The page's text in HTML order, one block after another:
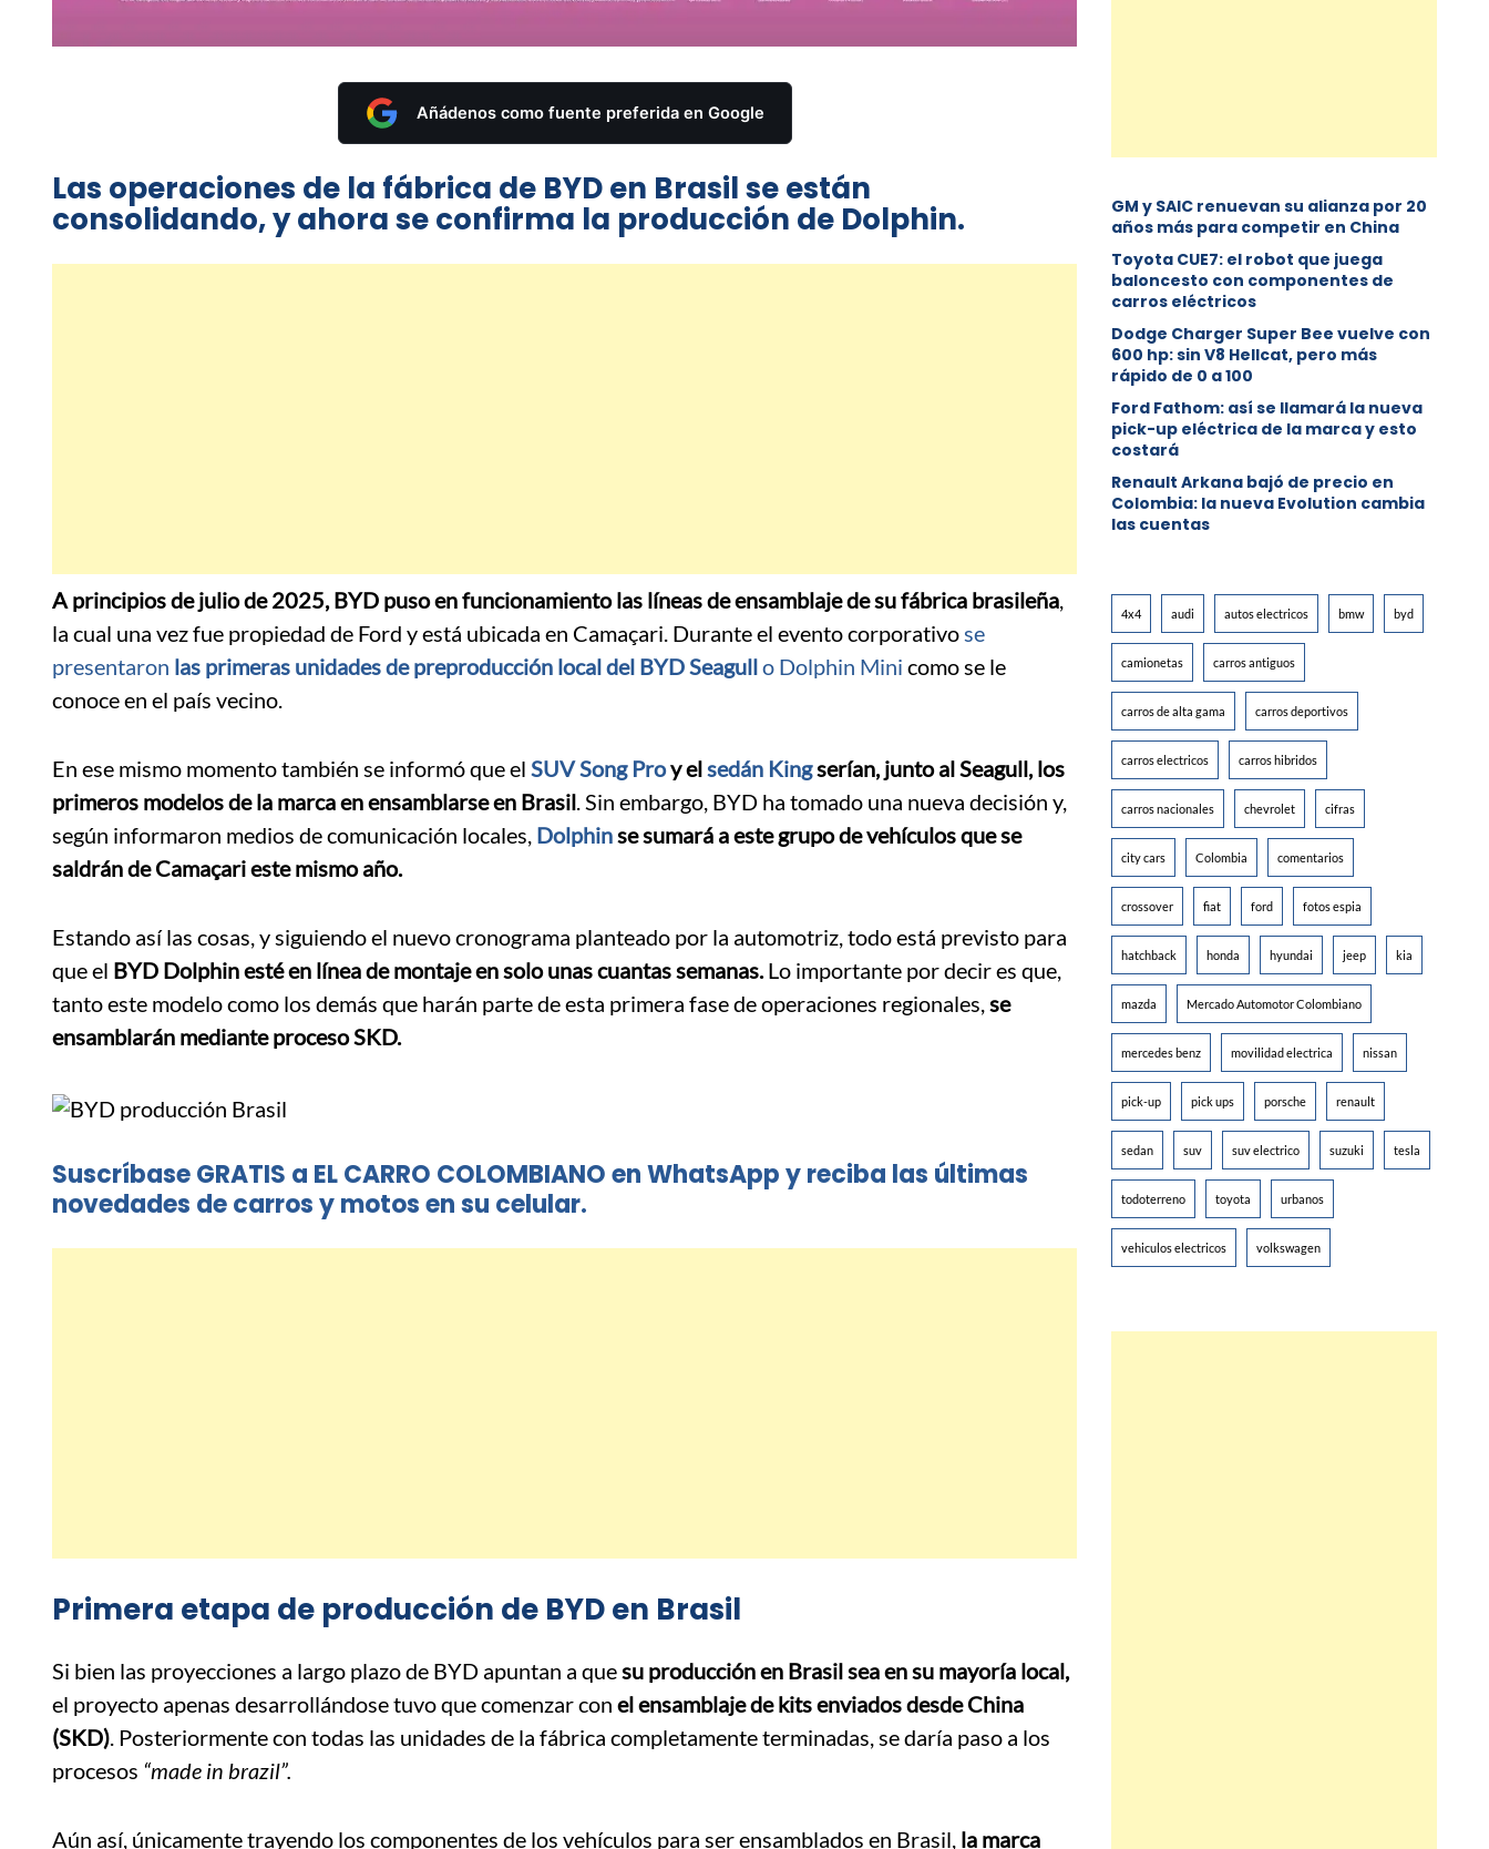
Añádenos como fuente preferida en Google
Las operaciones de la fábrica de BYD en Brasil se están
consolidando, y ahora se confirma la producción de Dolphin.
A principios de julio de 2025, BYD puso en funcionamiento las líneas de ensamblaje de su fábrica brasileña,
la cual una vez fue propiedad de Ford y está ubicada en Camaçari. Durante el evento corporativose
presentaron las primeras unidades de preproducción local del BYD Seagullo Dolphin Mini como se le
conoce en el país vecino.
En ese mismo momento también se informó que el SUV Song Proy elsedán Kingserían, junto al Seagull, los
primeros modelos de la marca en ensamblarse en Brasil. Sin embargo, BYD ha tomado una nueva decisión y,
según informaron medios de comunicación locales, Dolphinse sumará a este grupo de vehículos que se
saldrán de Camaçari este mismo año.
Estando así las cosas, y siguiendo el nuevo cronograma planteado por la automotriz, todo está previsto para
que el BYD Dolphin esté en línea de montaje en solo unas cuantas semanas.Lo importante por decir es que,
tanto este modelo como los demás que harán parte de esta primera fase de operaciones regionales,se
ensamblarán mediante proceso SKD.
Suscríbase GRATIS a EL CARRO COLOMBIANO en WhatsApp y reciba las últimas
novedades de carros y motos en su celular.
Primera etapa de producción de BYD en Brasil
Si bien las proyecciones a largo plazo de BYD apuntan a que su producción en Brasil sea en su mayoría local,
el proyecto apenas desarrollándose tuvo que comenzar con el ensamblaje de kits enviados desde China
(SKD) . Posteriormente con todas las unidades de la fábrica completamente terminadas, se daría paso a los
procesos “made in brazil”.
Aún así, únicamente trayendo los componentes de los vehículos para ser ensamblados en Brasil, la marca
GM y SAIC renuevan su alianza por 20
años más para competir en China
Toyota CUE7: el robot que juega
baloncesto con componentes de
carros eléctricos
Dodge Charger Super Bee vuelve con
600 hp: sin V8 Hellcat, pero más
rápido de 0 a 100
Ford Fathom: así se llamará la nueva
pick-up eléctrica de la marca y esto
costará
Renault Arkana bajó de precio en
Colombia: la nueva Evolution cambia
las cuentas
4x4 audi autos electricos bmw byd
camionetas carros antiguos
carros de alta gama carros deportivos
carros electricos carros hibridos
carros nacionales chevrolet cifras
city cars Colombia comentarios
crossover fiat ford fotos espia
hatchback honda hyundai jeep kia
mazda Mercado Automotor Colombiano
mercedes benz movilidad electrica nissan
pick-up pick ups porsche renault
sedan suv suv electrico suzuki tesla
todoterreno toyota urbanos
vehiculos electricos volkswagen